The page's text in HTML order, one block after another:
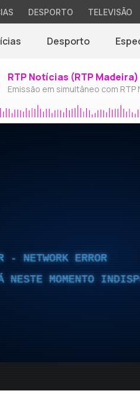
DESPORTO TELEVISÃO
Desporto
RTP Notícias (RTP Madeira)
Emissão em simultâneo com RTP
- NETWORK ERROR
NESTE MOMENTO